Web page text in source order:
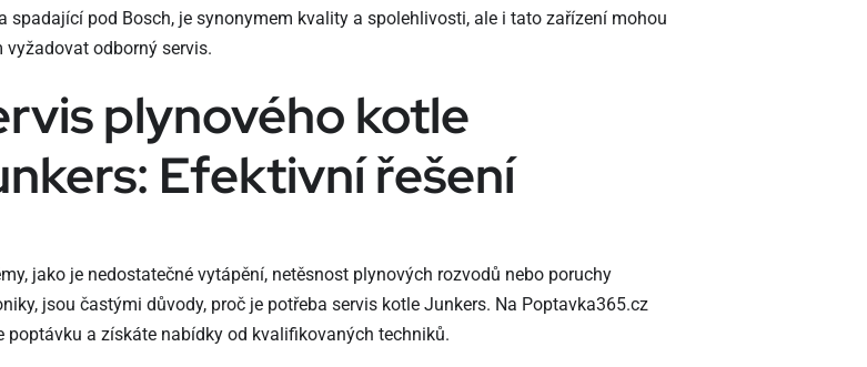
spadající pod Bosch, je synonymem kvality a spolehlivosti, ale i tato zařízení mohou
vyžadovat odborný servis.
plynového kotle
Efektivní řešení
jako je nedostatečné vytápění, netěsnost plynových rozvodů nebo poruchy
jsou častými důvody, proč je potřeba servis kotle Junkers. Na Poptavka365.cz
poptávku a získáte nabídky od kvalifikovaných techniků.